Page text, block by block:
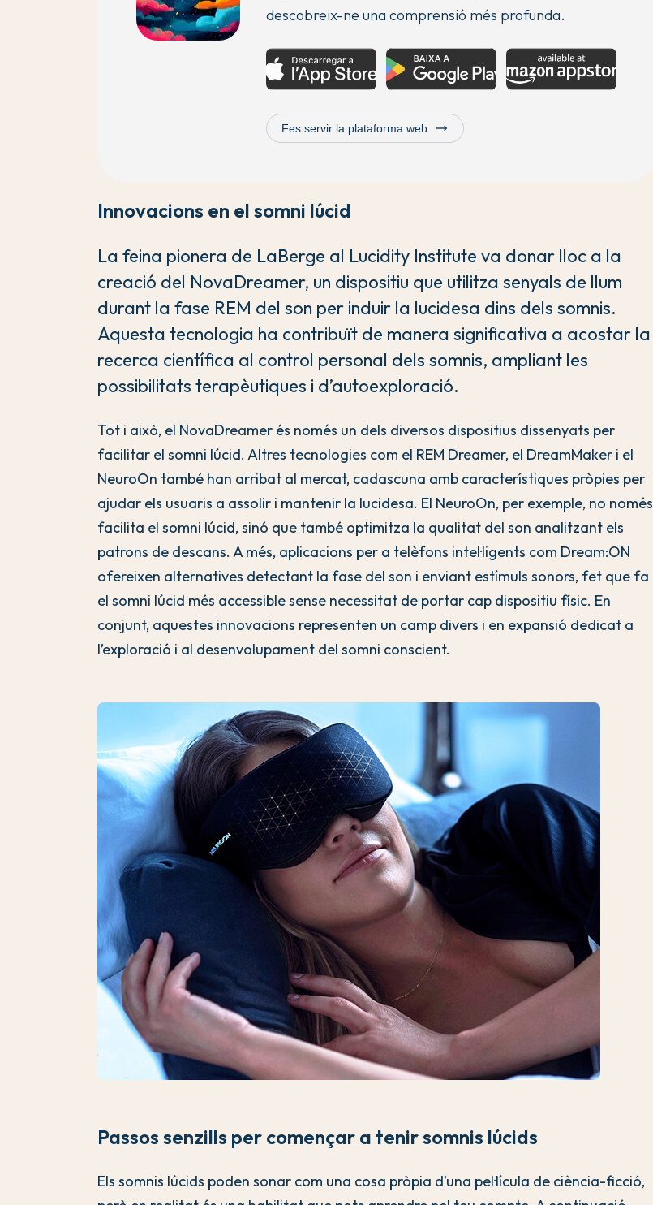
descobreix-ne una comprensió més profunda.
Fes servir la plataforma web trending_flat
Innovacions en el somni lúcid
La feina pionera de LaBerge al Lucidity Institute va donar lloc a la
creació del NovaDreamer, un dispositiu que utilitza senyals de llum
durant la fase REM del son per induir la lucidesa dins dels somnis.
Aquesta tecnologia ha contribuït de manera significativa a acostar la
recerca científica al control personal dels somnis, ampliant les
possibilitats terapèutiques i d’autoexploració.
Tot i això, el NovaDreamer és només un dels diversos dispositius dissenyats per
facilitar el somni lúcid. Altres tecnologies com el REM Dreamer, el DreamMaker i el
NeuroOn també han arribat al mercat, cadascuna amb característiques pròpies per
ajudar els usuaris a assolir i mantenir la lucidesa. El NeuroOn, per exemple, no només
facilita el somni lúcid, sinó que també optimitza la qualitat del son analitzant els
patrons de descans. A més, aplicacions per a telèfons intel·ligents com Dream:ON
ofereixen alternatives detectant la fase del son i enviant estímuls sonors, fet que fa
el somni lúcid més accessible sense necessitat de portar cap dispositiu físic. En
conjunt, aquestes innovacions representen un camp divers i en expansió dedicat a
l’exploració i al desenvolupament del somni conscient.
Passos senzills per començar a tenir somnis lúcids
Els somnis lúcids poden sonar com una cosa pròpia d’una pel·lícula de ciència-ficció,